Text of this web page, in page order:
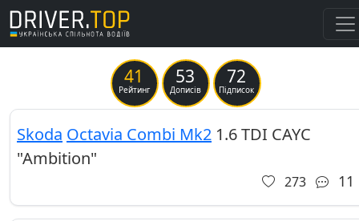
41
Рейтинг
53
Дописів
72
Підписок
Skoda Octavia Combi Mk2 1.6 TDI СAYC
"Ambition"
273 11